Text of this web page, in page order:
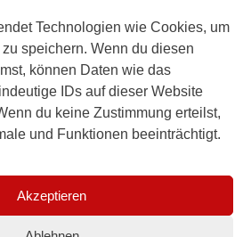
Technologien wie Cookies, um
speichern. Wenn du diesen
können Daten wie das
IDs auf dieser Website
du keine Zustimmung erteilst,
und Funktionen beeinträchtigt.
Akzeptieren